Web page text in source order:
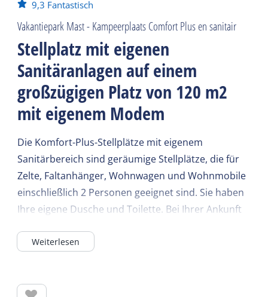
9,3 Fantastisch
Vakantiepark Mast - Kampeerplaats Comfort Plus en sanitair
Stellplatz mit eigenen
Sanitäranlagen auf einem
großzügigen Platz von 120 m2
mit eigenem Modem
Die Komfort-Plus-Stellplätze mit eigenem
Sanitärbereich sind geräumige Stellplätze, die für
Zelte, Faltanhänger, Wohnwagen und Wohnmobile
einschließlich 2 Personen geeignet sind. Sie haben
Ihre eigene Dusche und Toilette. Bei Ihrer Ankunft
nutzen können. Die Stellplätze befinden sich bei
vom 8. Juli bis 25. August nicht gestattet.
Weiterlesen